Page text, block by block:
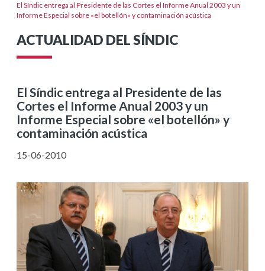
El Síndic entrega al Presidente de las Cortes el Informe Anual 2003 y un
Informe Especial sobre «el botellón» y contaminación acústica
ACTUALIDAD DEL SÍNDIC
El Síndic entrega al Presidente de las
Cortes el Informe Anual 2003 y un
Informe Especial sobre «el botellón» y
contaminación acústica
15-06-2010